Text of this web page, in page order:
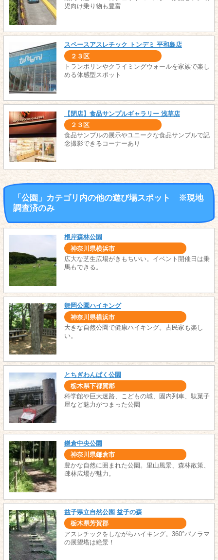
児向け乗り物も豊富
スペースアスレチック トンデミ 平和島店
２３区
トランポリンやクライミングウォールを家族で楽し
める体感型スポット
【閉店】食品サンプルギャラリー 浅草店
２３区
食品サンプルの展示やユニークな食品サンプルで記
念撮影できるコーナーあり
「公園」カテゴリ内の他の遊び場スポット ※現地
調査済のみ
根岸森林公園
神奈川県横浜市
広大な芝生広場がきもちいい。イベント開催日は乗
馬もできる。
舞岡公園ハイキング
神奈川県横浜市
大きな自然公園で健康ハイキング。古民家も楽し
い。
とちぎわんぱく公園
栃木県下都賀郡
科学館や巨大迷路、こどもの城、園内列車、駄菓子
屋など魅力がつまった公園
鎌倉中央公園
神奈川県鎌倉市
豊かな自然に囲まれた公園。里山風景、森林散策、
疎林広場が魅力。
益子県立自然公園 益子の森
栃木県芳賀郡
アスレチックをしながらハイキング。360°パノラマ
の展望塔は絶景！